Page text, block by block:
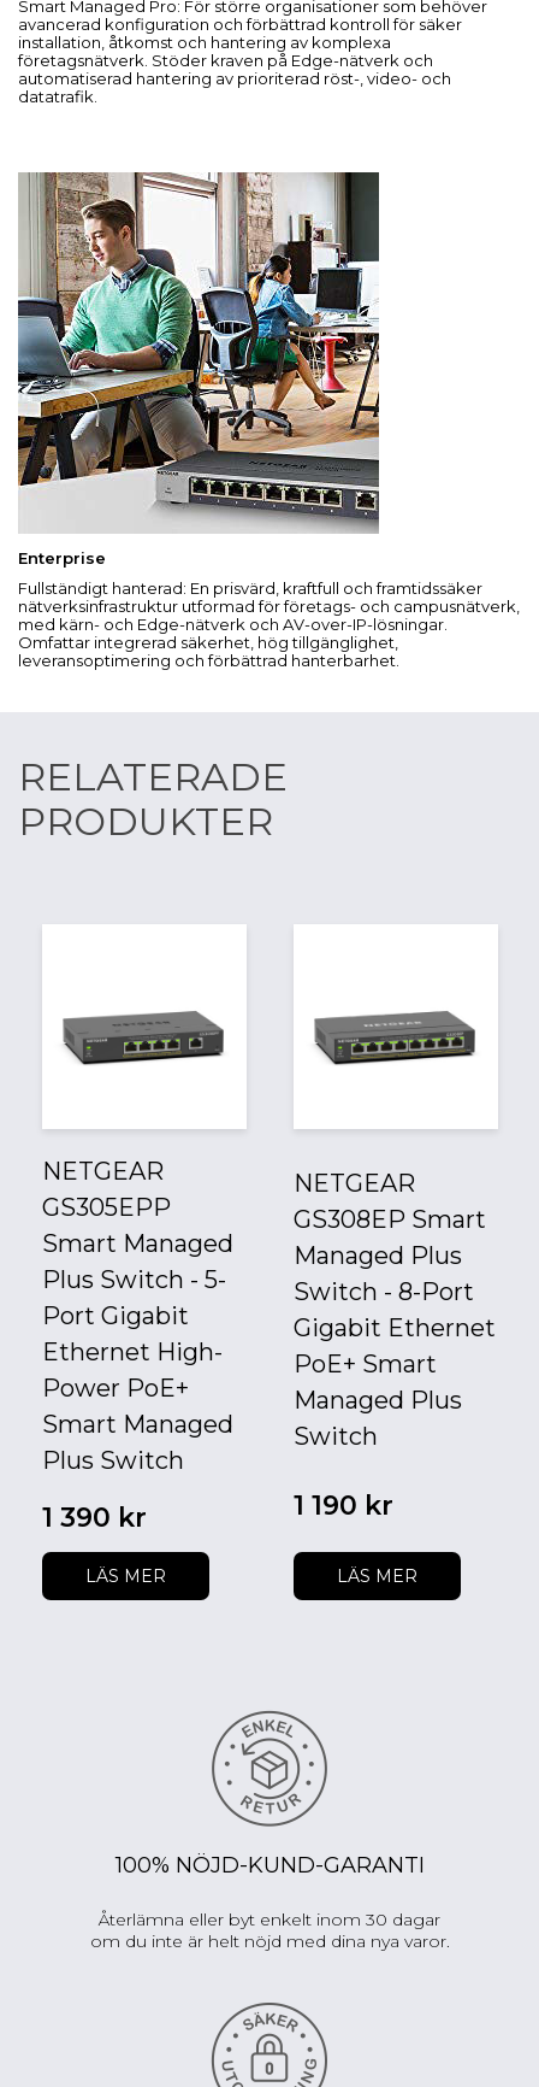
Smart Managed Pro: För större organisationer som behöver
avancerad konfiguration och förbättrad kontroll för säker
installation, åtkomst och hantering av komplexa
företagsnätverk. Stöder kraven på Edge-nätverk och
automatiserad hantering av prioriterad röst-, video- och
datatrafik.
Enterprise
Fullständigt hanterad: En prisvärd, kraftfull och framtidssäker
nätverksinfrastruktur utformad för företags- och campusnätverk,
med kärn- och Edge-nätverk och AV-over-IP-lösningar.
Omfattar integrerad säkerhet, hög tillgänglighet,
leveransoptimering och förbättrad hanterbarhet.
RELATERADE
PRODUKTER
NETGEAR
GS305EPP
Smart Managed
Plus Switch - 5-
Port Gigabit
Ethernet High-
Power PoE+
Smart Managed
Plus Switch
1 390 kr
LÄS MER
NETGEAR
GS308EP Smart
Managed Plus
Switch - 8-Port
Gigabit Ethernet
PoE+ Smart
Managed Plus
Switch
1 190 kr
LÄS MER
100% NÖJD-KUND-GARANTI
Återlämna eller byt enkelt inom 30 dagar
om du inte är helt nöjd med dina nya varor.